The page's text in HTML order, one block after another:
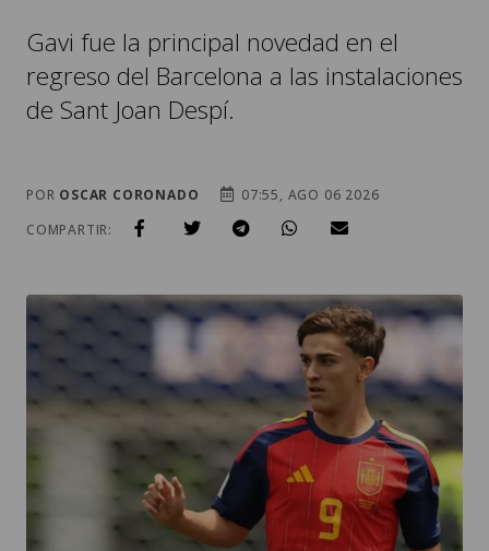
Gavi fue la principal novedad en el
regreso del Barcelona a las instalaciones
de Sant Joan Despí.
POR OSCAR CORONADO
07:55, AGO 06 2026
COMPARTIR: